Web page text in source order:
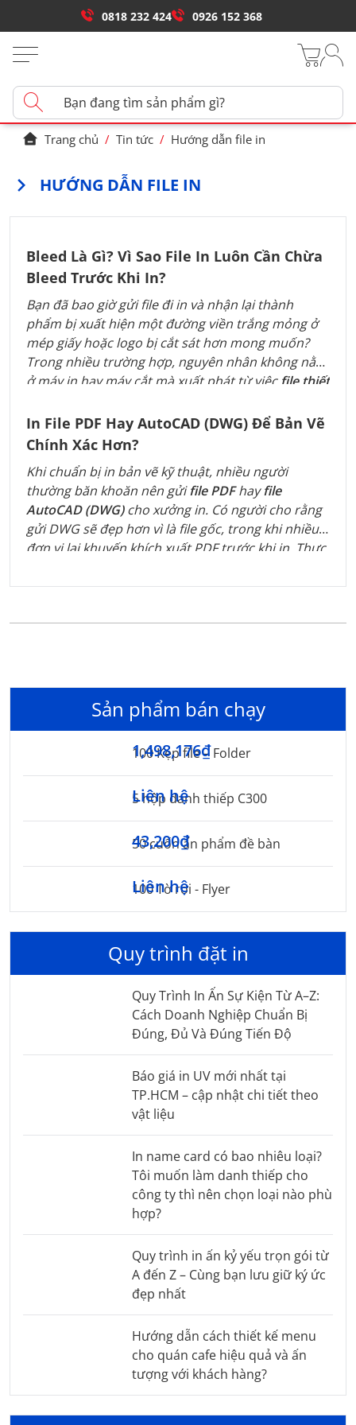
0818 232 424 0926 152 368
Trang chủ / Tin tức / Hướng dẫn file in
HƯỚNG DẪN FILE IN
Bleed Là Gì? Vì Sao File In Luôn Cần Chừa
Bleed Trước Khi In?
Bạn đã bao giờ gửi file đi in và nhận lại thành
phẩm bị xuất hiện một đường viền trắng mỏng ở
mép giấy hoặc logo bị cắt sát hơn mong muốn?
Trong nhiều trường hợp, nguyên nhân không nằm
ở máy in hay máy cắt mà xuất phát từ việc file thiết
quen thuộc với người làm thiết kế nhưng lại khá xa
lạ với nhiều khách hàng. Trong bài viết này,
hết các file in đều cần chừa bleed và cách chuẩn bị
file đúng để hạn chế những lỗi không đáng có.
In File PDF Hay AutoCAD (DWG) Để Bản Vẽ
Chính Xác Hơn?
Khi chuẩn bị in bản vẽ kỹ thuật, nhiều người
thường băn khoăn nên gửifile PDFhayfile
AutoCAD (DWG)cho xưởng in. Có người cho rằng
gửi DWG sẽ đẹp hơn vì là file gốc, trong khi nhiều
đơn vị lại khuyến khích xuất PDF trước khi in. Thực
hợp với từng tình huống. Hiểu đúng sự khác biệt
vẽ, đồng thời tiết kiệm thời gian khi in bản vẽ.
Sản phẩm bán chạy
100 Kẹp file – Folder
1,498,176₫
5 hộp danh thiếp C300
Liên hệ
50 cuốn ấn phẩm đề bàn
43,200₫
100 Tờ rơi - Flyer
Liên hệ
Quy trình đặt in
Quy Trình In Ấn Sự Kiện Từ A–Z:
Cách Doanh Nghiệp Chuẩn Bị
Đúng, Đủ Và Đúng Tiến Độ
Báo giá in UV mới nhất tại
TP.HCM – cập nhật chi tiết theo
vật liệu
In name card có bao nhiêu loại?
Tôi muốn làm danh thiếp cho
công ty thì nên chọn loại nào phù
hợp?
Quy trình in ấn kỷ yếu trọn gói từ
A đến Z – Cùng bạn lưu giữ ký ức
đẹp nhất
Hướng dẫn cách thiết kế menu
cho quán cafe hiệu quả và ấn
tượng với khách hàng?